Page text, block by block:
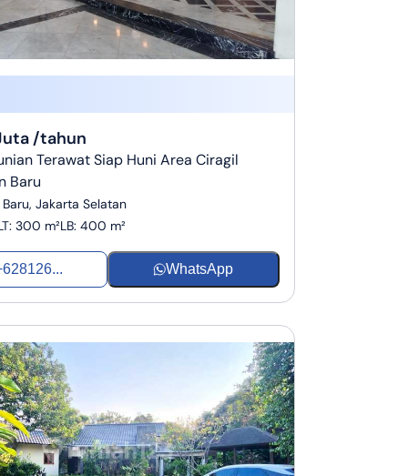
/tahun
Terawat Siap Huni Area Ciragil
Baru
Jakarta Selatan
: 300 m²LB: 400 m²
WhatsApp